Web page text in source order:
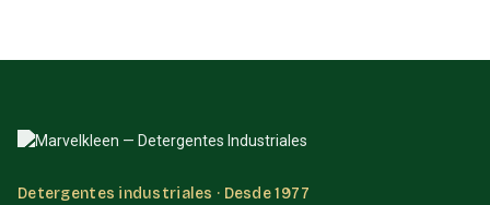
Detergentes industriales · Desde 1977